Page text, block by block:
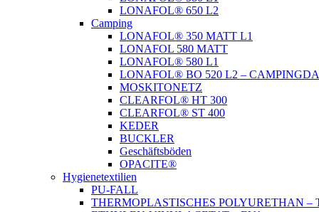
LONAFOL® 650 L2
Camping
LONAFOL® 350 MATT L1
LONAFOL 580 MATT
LONAFOL® 580 L1
LONAFOL® BO 520 L2 –
MOSKITONETZ
CLEARFOL® HT 300
CLEARFOL® ST 400
KEDER
BUCKLER
Geschäftsböden
OPACITE®
Hygienetextilien
PU-FALL
THERMOPLASTISCHES POLYURETHAN –